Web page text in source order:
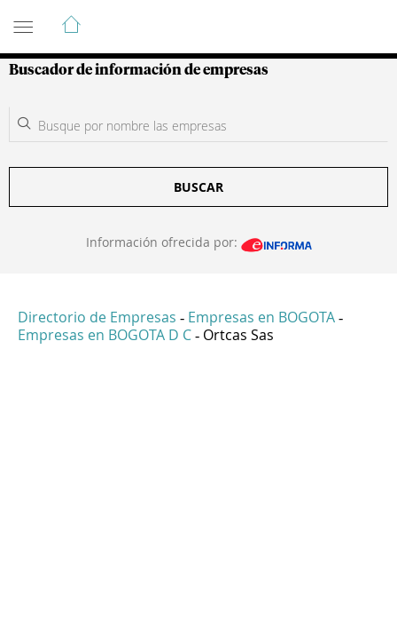
Guía de Empresas Colombianas
Buscador de información de empresas
BUSCAR
Información ofrecida por:
Directorio de Empresas - Empresas en BOGOTA -
Empresas en BOGOTA D C - Ortcas Sas